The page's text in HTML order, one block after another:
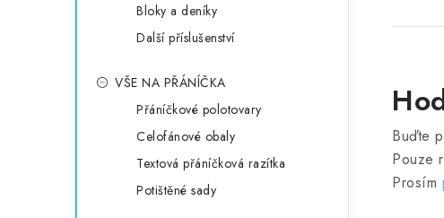
Bloky a deníky
Další příslušenství
VŠE NA PŘÁNÍČKA
Přáníčkové polotovary
Celofánové obaly
Textová přáníčková razítka
Potištěné sady
Buďte
Pouze
Prosím